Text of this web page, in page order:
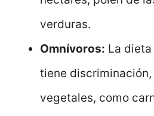
verduras.
Omnívoros: La
tiene
vegetales, como